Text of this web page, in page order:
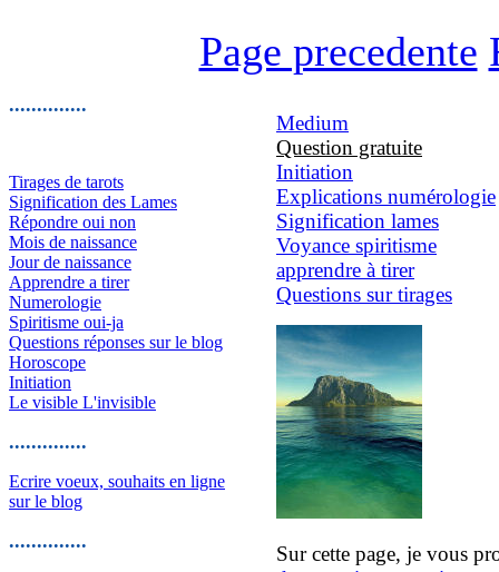
Page precedente
..............
Tirages de tarots
Signification des Lames
Répondre oui non
Mois de naissance
Jour de naissance
Apprendre a tirer
Numerologie
Spiritisme oui-ja
Questions réponses sur le blog
Horoscope
Initiation
Le visible L'invisible
..............
Ecrire voeux, souhaits en ligne
sur le blog
..............
Medium
Question gratuite
Initiation
Explications numérologie
Signification lames
Voyance spiritisme
apprendre à tirer
Questions sur tirages
Sur cette page, je vous